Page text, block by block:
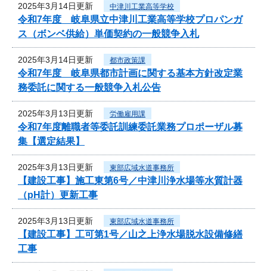
2025年3月14日更新 中津川工業高等学校
令和7年度 岐阜県立中津川工業高等学校プロパンガ
ス（ボンベ供給）単価契約の一般競争入札
2025年3月14日更新 都市政策課
令和7年度 岐阜県都市計画に関する基本方針改定業
務委託に関する一般競争入札公告
2025年3月13日更新 労働雇用課
令和7年度離職者等委託訓練委託業務プロポーザル募
集【選定結果】
2025年3月13日更新 東部広域水道事務所
【建設工事】施工東第6号／中津川浄水場等水質計器
（pH計）更新工事
2025年3月13日更新 東部広域水道事務所
【建設工事】工可第1号／山之上浄水場脱水設備修繕
工事